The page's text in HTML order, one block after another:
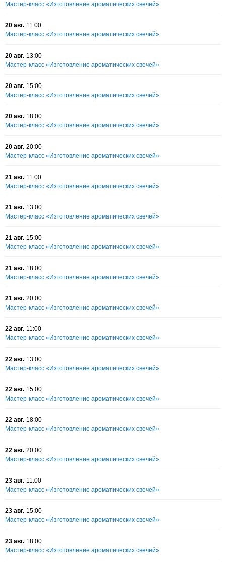
Мастер-класс «Изготовление ароматических свечей»
20 авг. 11:00
Мастер-класс «Изготовление ароматических свечей»
20 авг. 13:00
Мастер-класс «Изготовление ароматических свечей»
20 авг. 15:00
Мастер-класс «Изготовление ароматических свечей»
20 авг. 18:00
Мастер-класс «Изготовление ароматических свечей»
20 авг. 20:00
Мастер-класс «Изготовление ароматических свечей»
21 авг. 11:00
Мастер-класс «Изготовление ароматических свечей»
21 авг. 13:00
Мастер-класс «Изготовление ароматических свечей»
21 авг. 15:00
Мастер-класс «Изготовление ароматических свечей»
21 авг. 18:00
Мастер-класс «Изготовление ароматических свечей»
21 авг. 20:00
Мастер-класс «Изготовление ароматических свечей»
22 авг. 11:00
Мастер-класс «Изготовление ароматических свечей»
22 авг. 13:00
Мастер-класс «Изготовление ароматических свечей»
22 авг. 15:00
Мастер-класс «Изготовление ароматических свечей»
22 авг. 18:00
Мастер-класс «Изготовление ароматических свечей»
22 авг. 20:00
Мастер-класс «Изготовление ароматических свечей»
23 авг. 11:00
Мастер-класс «Изготовление ароматических свечей»
23 авг. 15:00
Мастер-класс «Изготовление ароматических свечей»
23 авг. 18:00
Мастер-класс «Изготовление ароматических свечей»